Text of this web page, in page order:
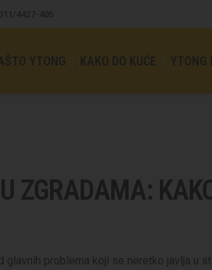
YTONG KAKO DO KUĆE YTONG
ZGRADAMA:
problema koji se neretko javlja u